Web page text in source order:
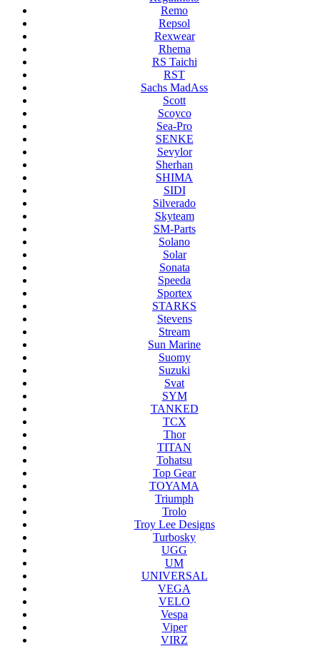
Remo
Repsol
Rexwear
Rhema
RS Taichi
RST
Sachs MadAss
Scott
Scoyco
Sea-Pro
SENKE
Sevylor
Sherhan
SHIMA
SIDI
Silverado
Skyteam
SM-Parts
Solano
Solar
Sonata
Speeda
Sportex
STARKS
Stevens
Stream
Sun Marine
Suomy
Suzuki
Svat
SYM
TANKED
TCX
Thor
TITAN
Tohatsu
Top Gear
TOYAMA
Triumph
Trolo
Troy Lee Designs
Turbosky
UGG
UM
UNIVERSAL
VEGA
VELO
Vespa
Viper
VIRZ